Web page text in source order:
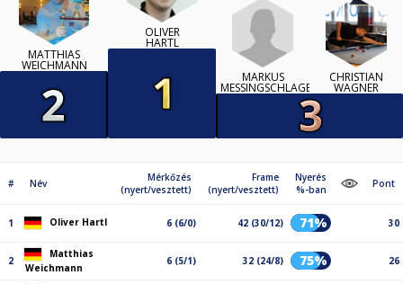
MATTHIAS
WEICHMANN
OLIVER
HARTL
MARKUS
MESSINGSCHLAGER
CHRISTIAN
WAGNER
# Név
Mérkőzés
(nyert/vesztett)
Frame
(nyert/vesztett)
Nyerés
%-ban
Pont
1 Oliver Hartl 6 (6/0) 42 (30/12) 71% 30
2
Matthias
Weichmann
6 (5/1) 32 (24/8) 75% 26